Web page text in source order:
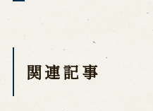
Contact Us
FAQ Email us
関連記事